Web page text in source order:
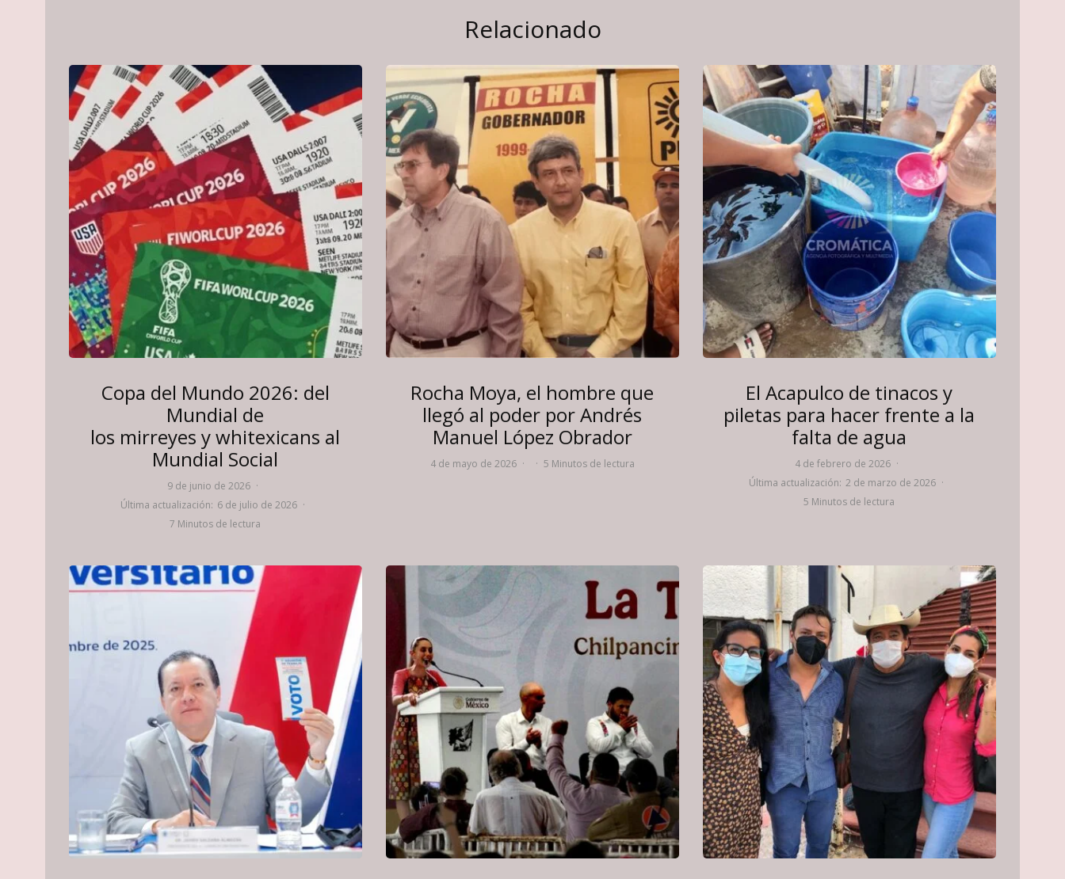
Relacionado
Copa del Mundo 2026: del
Mundial de
los mirreyes y whitexicans al
Mundial Social
9 de junio de 2026 ·
Última actualización: 6 de julio de 2026 ·
7 Minutos de lectura
Rocha Moya, el hombre que
llegó al poder por Andrés
Manuel López Obrador
4 de mayo de 2026 · · 5 Minutos de lectura
El Acapulco de tinacos y
piletas para hacer frente a la
falta de agua
4 de febrero de 2026 ·
Última actualización: 2 de marzo de 2026 ·
5 Minutos de lectura